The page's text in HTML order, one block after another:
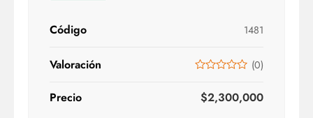
Código 1481
Valoración (0)
Precio $2,300,000